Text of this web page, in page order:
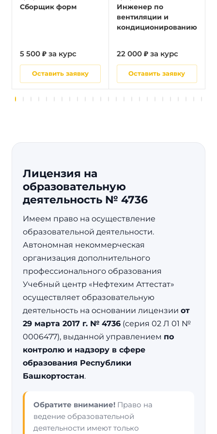
Сборщик форм
5 500 ₽ за курс
Оставить заявку
Инженер по
вентиляции и
кондиционированию
22 000 ₽ за курс
Оставить заявку
Лицензия на
образовательную
деятельность № 4736
Имеем право на осуществление
образовательной деятельности.
Автономная некоммерческая
организация дополнительного
профессионального образования
Учебный центр «Нефтехим Аттестат»
осуществляет образовательную
деятельность на основании лицензии от
29 марта 2017 г. № 4736 (серия 02 Л 01 №
0006477), выданной управлением по
контролю и надзору в сфере
образования Республики
Башкортостан.
Обратите внимание! Право на
ведение образовательной
деятельности имеют только